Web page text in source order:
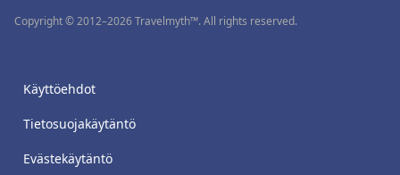
Copyright © 2012–2026 Travelmyth™. All rights reserved.
Käyttöehdot
Tietosuojakäytäntö
Evästekäytäntö